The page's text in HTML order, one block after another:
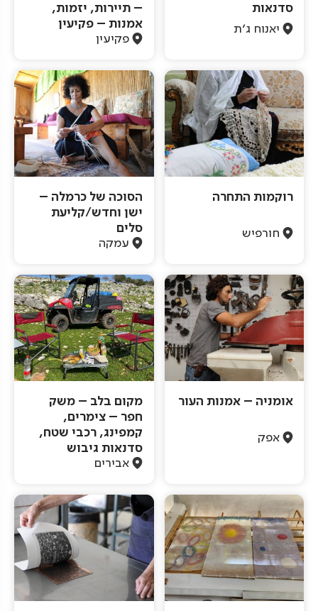
סדנאות
יאנוח ג'ת
– תיירות, יזמות,
אמנות – פקיעין
פקיעין
רוקמות התחרה
חורפיש
הסוכה של כרמלה –
ישן וחדש/קליעת
סלים
עמקה
אומניה – אמנות העור
אפק
מקום בלב – משק
חפר – צימרים,
קמפינג, רכבי שטח,
סדנאות גיבוש
אבירים